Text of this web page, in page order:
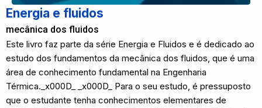
Energia e fluidos
mecânica dos fluidos
Este livro faz parte da série Energia e Fluidos e é dedicado ao
estudo dos fundamentos da mecânica dos fluidos, que é uma
área de conhecimento fundamental na Engenharia
Térmica._x000D_ _x000D_ Para o seu estudo, é pressuposto
que o estudante tenha conhecimentos elementares de